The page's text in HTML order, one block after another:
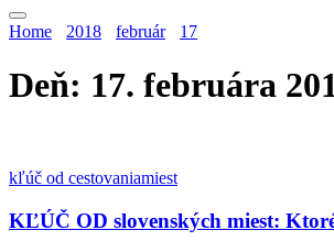
Home 2018 február 17
Deň: 17. februára
kľúč od cestovaniamiest
KĽÚČ OD slovenských miest: